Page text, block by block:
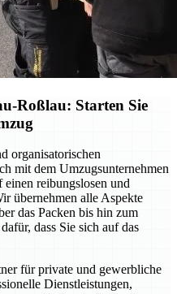
Roßlau: Starten Sie
organisatorischen
mit dem Umzugsunternehmen
reibungslosen und
übernehmen alle Aspekte
das Packen bis hin zum
dass Sie sich auf das
für private und gewerbliche
Dienstleistungen,